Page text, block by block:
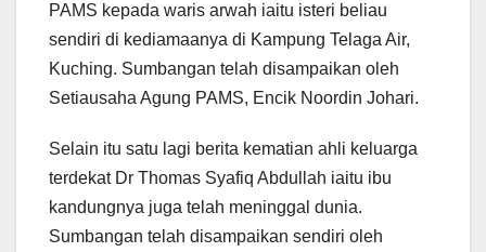
PAMS kepada waris arwah iaitu isteri beliau
sendiri di kediamaanya di Kampung Telaga Air,
Kuching. Sumbangan telah disampaikan oleh
Setiausaha Agung PAMS, Encik Noordin Johari.
Selain itu satu lagi berita kematian ahli keluarga
terdekat Dr Thomas Syafiq Abdullah iaitu ibu
kandungnya juga telah meninggal dunia.
Sumbangan telah disampaikan sendiri oleh